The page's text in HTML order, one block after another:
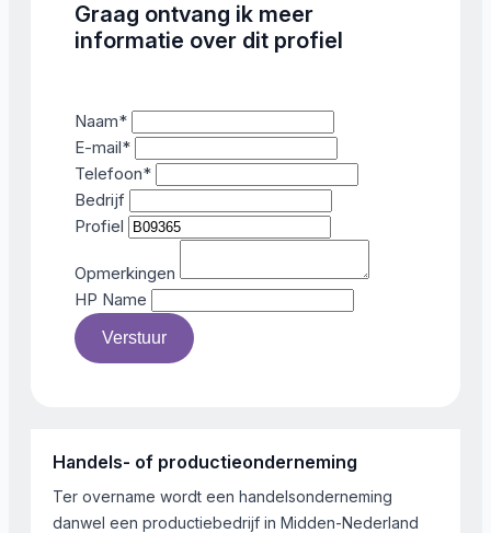
Graag ontvang ik meer
informatie over dit profiel
Naam*
E-mail*
Telefoon*
Bedrijf
Profiel
Opmerkingen
HP Name
Verstuur
Handels- of productieonderneming
Ter overname wordt een handelsonderneming
danwel een productiebedrijf in Midden-Nederland